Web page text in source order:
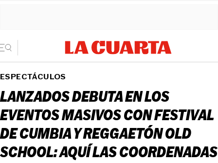
ESPECTÁCULOS
LANZADOS DEBUTA EN LOS
EVENTOS MASIVOS CON FESTIVAL
DE CUMBIA Y REGGAETÓN OLD
SCHOOL: AQUÍ LAS COORDENADAS